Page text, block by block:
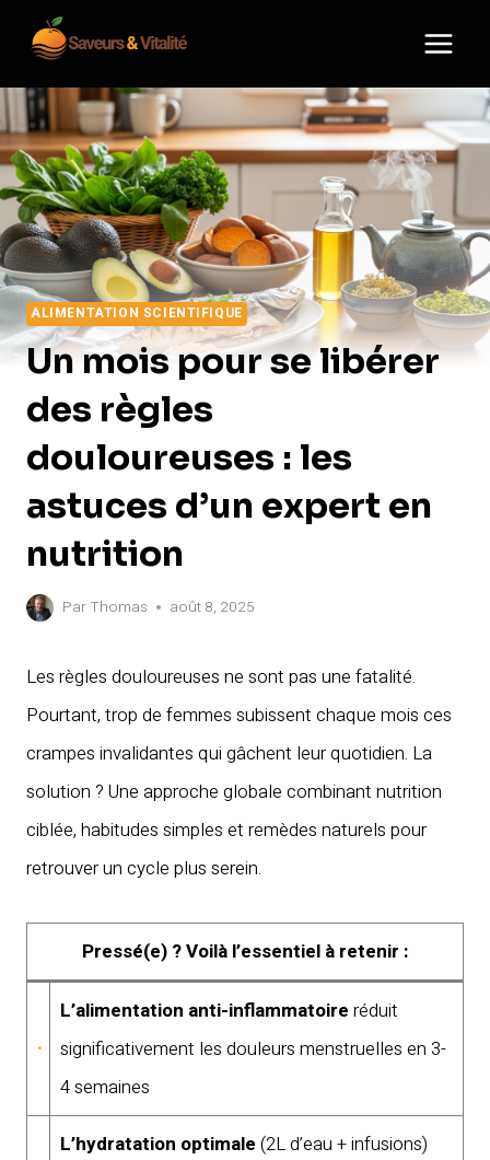
contenu
ALIMENTATION SCIENTIFIQUE
Un mois pour se libérer
des règles
douloureuses : les
astuces d’un expert en
nutrition
Par Thomas août 8, 2025
Les règles douloureuses ne sont pas une fatalité.
Pourtant, trop de femmes subissent chaque mois ces
crampes invalidantes qui gâchent leur quotidien. La
solution ? Une approche globale combinant nutrition
ciblée, habitudes simples et remèdes naturels pour
retrouver un cycle plus serein.
Pressé(e) ? Voilà l’essentiel à retenir :
L’alimentation anti-inflammatoire réduit
significativement les douleurs menstruelles en 3-
4 semaines
L’hydratation optimale (2L d’eau + infusions)